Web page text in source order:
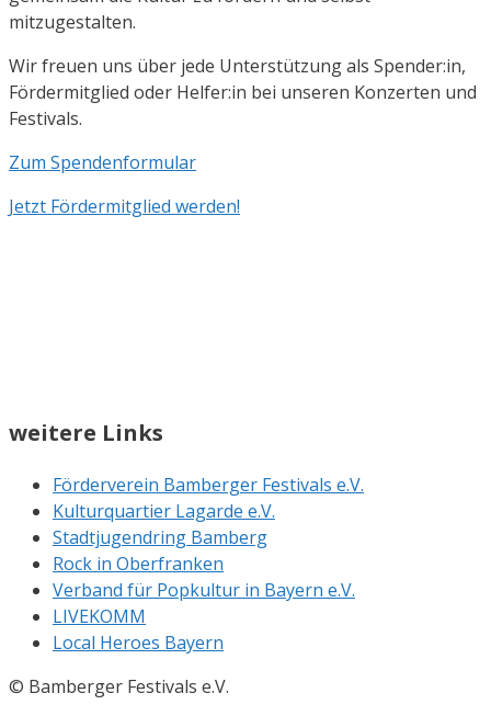
mitzugestalten.
Wir freuen uns über jede Unterstützung als Spender:in,
Fördermitglied oder Helfer:in bei unseren Konzerten und
Festivals.
Zum Spendenformular
Jetzt Fördermitglied werden!
weitere Links
Förderverein Bamberger Festivals e.V.
Kulturquartier Lagarde e.V.
Stadtjugendring Bamberg
Rock in Oberfranken
Verband für Popkultur in Bayern e.V.
LIVEKOMM
Local Heroes Bayern
© Bamberger Festivals e.V.